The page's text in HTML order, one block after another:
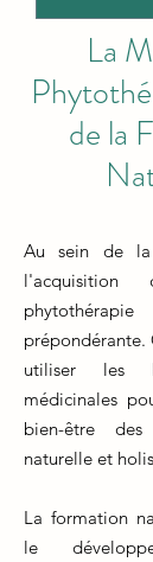
La
de la
Au sein de la
l'acquisition
prépondérante.
utiliser les
médicinales
bien-être
naturelle et
La formation
le